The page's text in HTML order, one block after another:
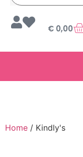
€ 0,00
Home / Kindly's